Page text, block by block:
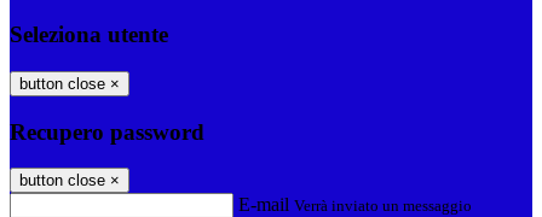
Seleziona utente
button close ×
Recupero password
button close ×
E-mail Verrà inviato un messaggio